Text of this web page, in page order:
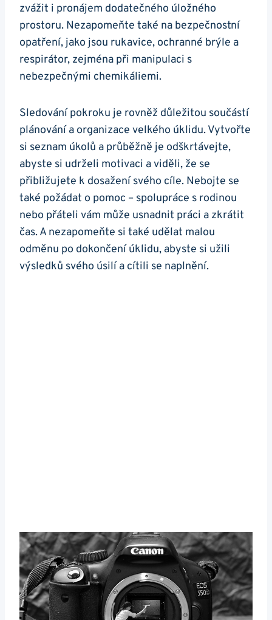
zvážit i pronájem dodatečného úložného
prostoru. Nezapomeňte také na bezpečnostní
opatření, jako jsou rukavice, ochranné brýle a
respirátor, zejména při manipulaci s
nebezpečnými chemikáliemi.
Sledování pokroku je rovněž důležitou součástí
plánování a organizace velkého úklidu. Vytvořte
si seznam úkolů a průběžně je odškrtávejte,
abyste si udrželi motivaci a viděli, že se
přibližujete k dosažení svého cíle. Nebojte se
také požádat o pomoc – spolupráce s rodinou
nebo přáteli vám může usnadnit práci a zkrátit
čas. A nezapomeňte si také udělat malou
odměnu po dokončení úklidu, abyste si užili
výsledků svého úsilí a cítili se naplnění.